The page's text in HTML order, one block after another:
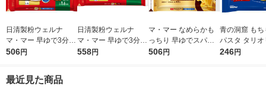
日清製粉ウェルナ
マ・マー 早ゆで3分ス
パゲティ2/3サイズ1.6
506円
日清製粉ウェルナ
マ・マー 早ゆで3分ス
パゲティ 1.6mm チャ
558円
マ・マー なめらかも
っちり 早ゆでスパゲ
ティ 2/3サイズ チャッ
506円
青の洞窟 もち
パスタ タリオ
1袋（150g）
246円
最近見た商品